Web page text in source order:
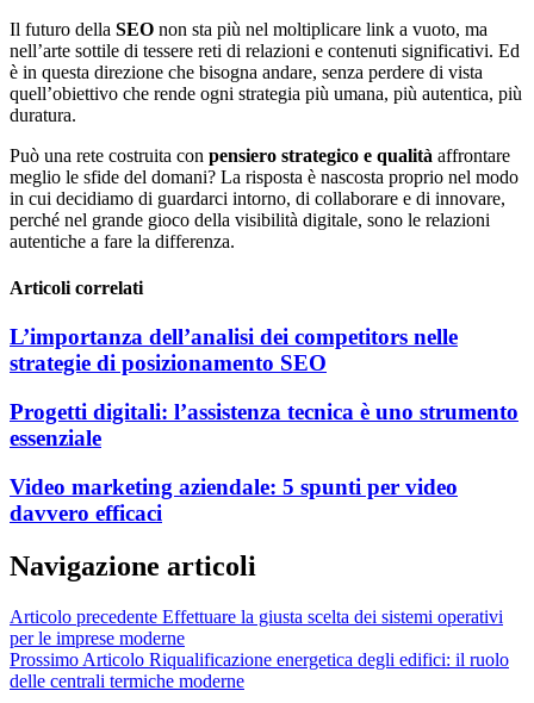
Il futuro della SEO non sta più nel moltiplicare link a vuoto, ma
nell’arte sottile di tessere reti di relazioni e contenuti significativi. Ed
è in questa direzione che bisogna andare, senza perdere di vista
quell’obiettivo che rende ogni strategia più umana, più autentica, più
duratura.
Può una rete costruita con pensiero strategico e qualità affrontare
meglio le sfide del domani? La risposta è nascosta proprio nel modo
in cui decidiamo di guardarci intorno, di collaborare e di innovare,
perché nel grande gioco della visibilità digitale, sono le relazioni
autentiche a fare la differenza.
Articoli correlati
L’importanza dell’analisi dei competitors nelle
strategie di posizionamento SEO
Progetti digitali: l’assistenza tecnica è uno strumento
essenziale
Video marketing aziendale: 5 spunti per video
davvero efficaci
Navigazione articoli
Articolo precedente Effettuare la giusta scelta dei sistemi operativi
per le imprese moderne
Prossimo Articolo Riqualificazione energetica degli edifici: il ruolo
delle centrali termiche moderne